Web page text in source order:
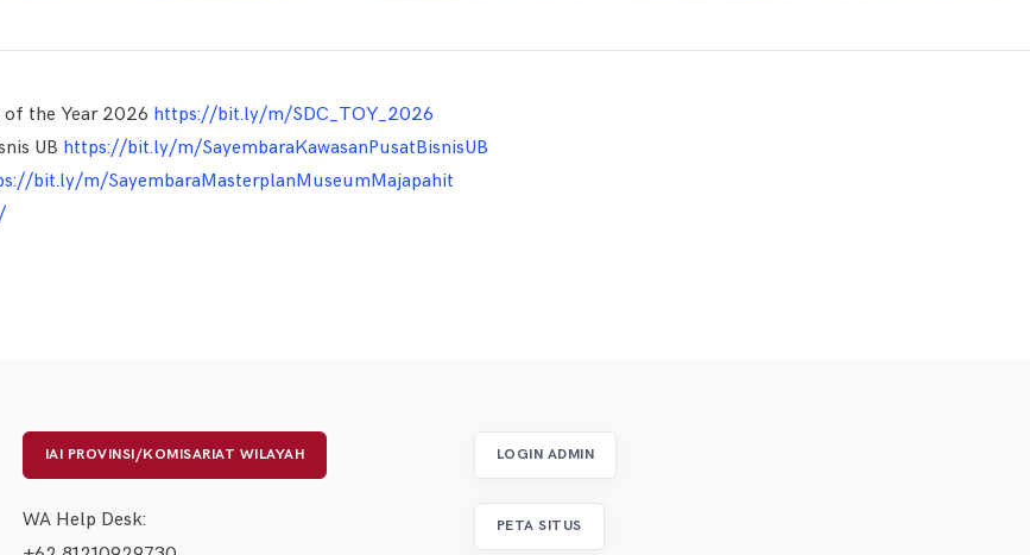
of the Year 2026 https://bit.ly/m/SDC_TOY_2026
UB https://bit.ly/m/SayembaraKawasanPusatBisnisUB
bit.ly/m/SayembaraMasterplanMuseumMajapahit
IAI PROVINSI/KOMISARIAT WILAYAH
WA Help Desk:
LOGIN ADMIN
PETA SITUS